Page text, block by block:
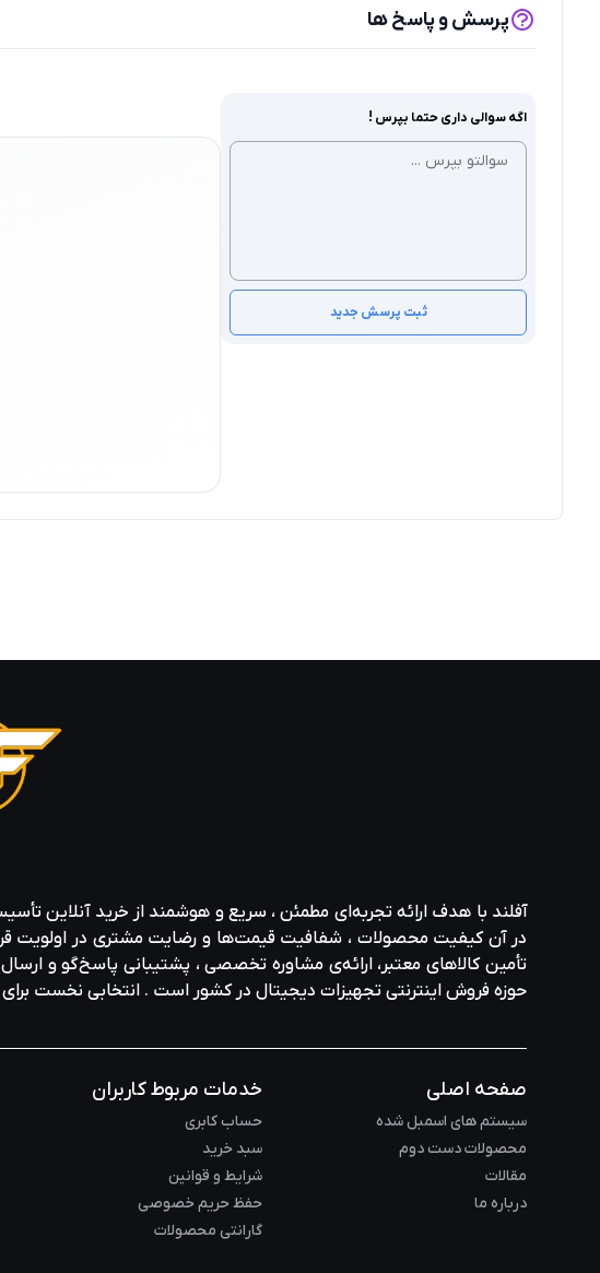
پرسش و پاسخ ها
اگه سوالی داری حتما بپرس !
ثبت پرسش جدید
آفلند با هدف ارائه‌ تجربه‌ای مطمئن ، سریع و هوشمند از خرید آنلاین
در آن کیفیت محصولات ، شفافیت قیمت‌ها و رضایت مشتری در اولویت قرار
تأمین کالاهای معتبر، ارائه‌ی مشاوره‌ تخصصی ، پشتیبانی پاسخ‌گو و ارسال
حوزه‌ فروش اینترنتی تجهیزات دیجیتال در کشور است . انتخابی نخست
صفحه اصلی
سیستم های اسمبل شده
محصولات دست دوم
مقالات
درباره ما
خدمات مربوط کاربران
حساب کابری
سبد خرید
شرایط و قوانین
حفظ حریم خصوصی
گارانتی محصولات